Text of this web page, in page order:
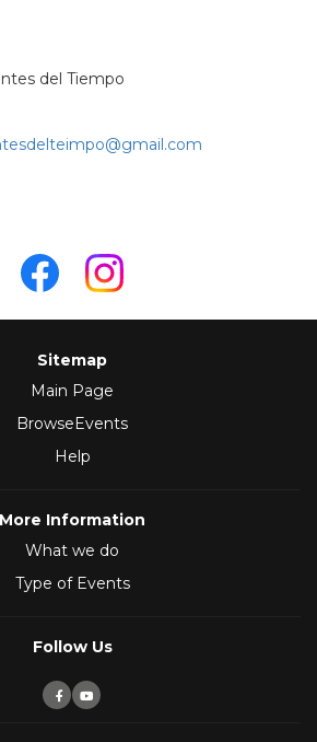
del Tiempo
Sitemap
Main Page
BrowseEvents
Help
More Information
What we do
Type of Events
Follow Us